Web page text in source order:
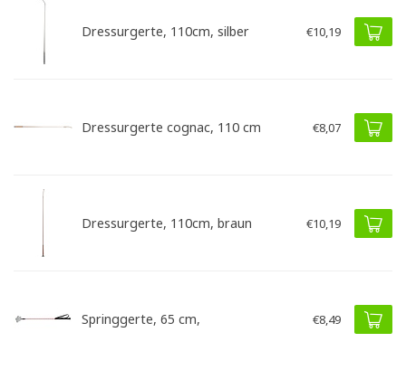
Dressurgerte, 110cm, silber €10,19
Dressurgerte cognac, 110 cm €8,07
Dressurgerte, 110cm, braun €10,19
Springgerte, 65 cm, €8,49